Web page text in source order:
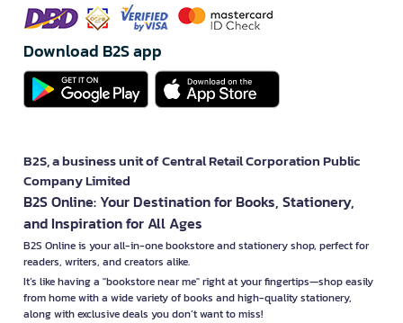
Download B2S app
B2S, a business unit of Central Retail Corporation Public
Company Limited
B2S Online: Your Destination for Books, Stationery,
and Inspiration for All Ages
B2S Online is your all-in-one bookstore and stationery shop, perfect for
readers, writers, and creators alike.
It’s like having a "bookstore near me" right at your fingertips—shop easily
from home with a wide variety of books and high-quality stationery,
along with exclusive deals you don’t want to miss!